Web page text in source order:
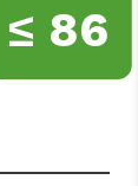
≤ 86